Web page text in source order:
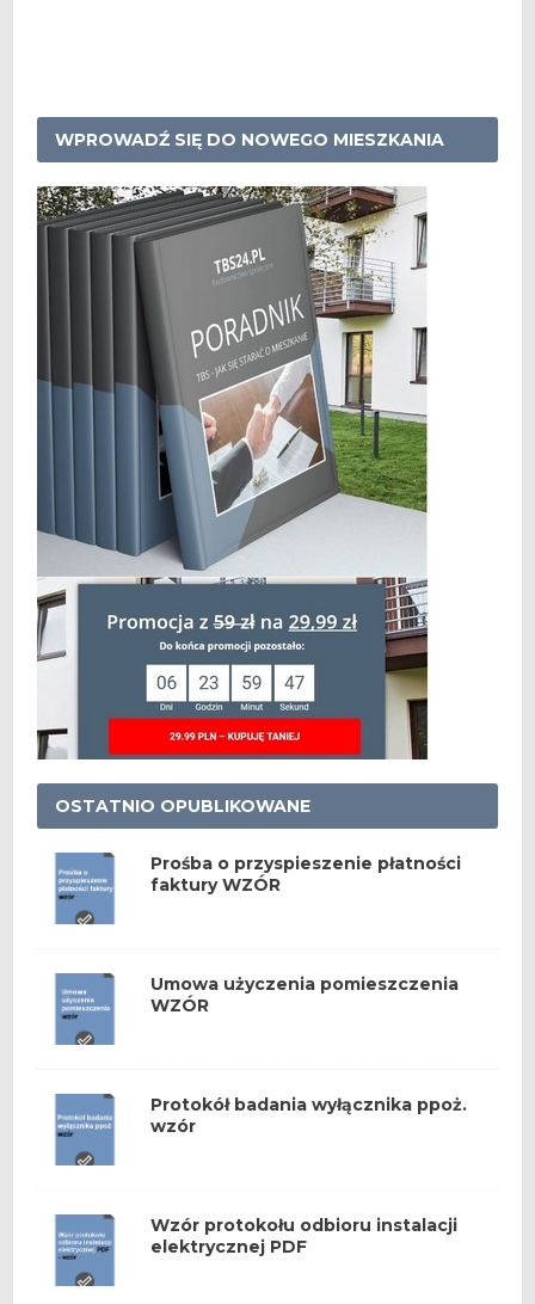
WPROWADŹ SIĘ DO NOWEGO MIESZKANIA
OSTATNIO OPUBLIKOWANE
Prośba o przyspieszenie płatności
faktury WZÓR
Umowa użyczenia pomieszczenia
WZÓR
Protokół badania wyłącznika ppoż.
wzór
Wzór protokołu odbioru instalacji
elektrycznej PDF